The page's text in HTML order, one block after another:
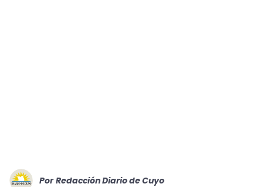
Por Redacción Diario de Cuyo